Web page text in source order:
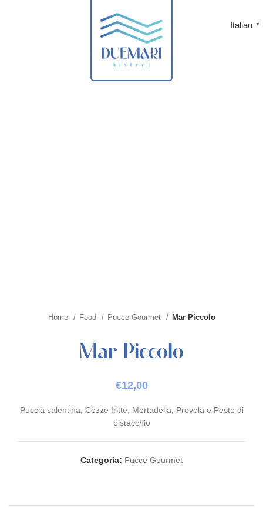
Italian ▼
Home Food Pucce Gourmet Mar Piccolo
Mar Piccolo
€12,00
Puccia salentina, Cozze fritte, Mortadella, Provola e Pesto di
pistacchio
Categoria: Pucce Gourmet